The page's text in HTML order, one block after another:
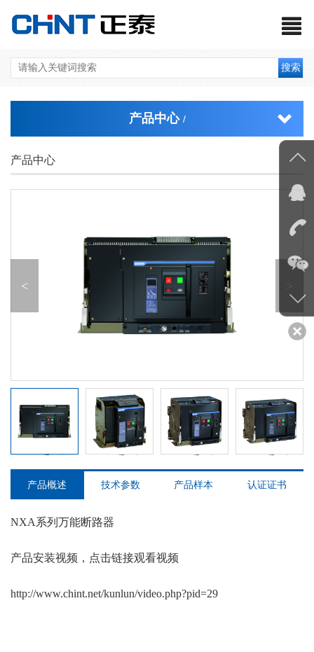
搜索
产品中心 /
产品中心
NXA系列万能断路器
<
产品概述 技术参数 产品样本 认证证书
NXA系列万能断路器
产品安装视频，点击链接观看视频
http://www.chint.net/kunlun/video.php?pid=29